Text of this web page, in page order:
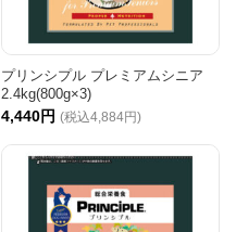
プリンシプル プレミアムシニア
2.4kg(800g×3)
4,440円 (税込4,884円)